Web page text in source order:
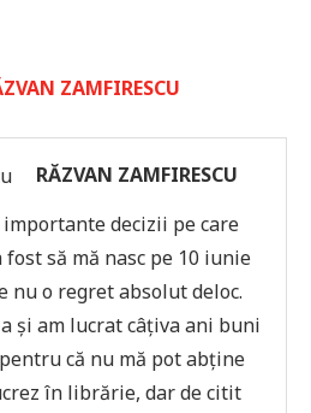
ZAMFIRESCU
RĂZVAN ZAMFIRESCU
decizii pe care
să mă nasc pe 10 iunie
nu o regret absolut deloc.
și am lucrat câțiva ani buni
că nu mă pot abține
în librărie, dar de citit